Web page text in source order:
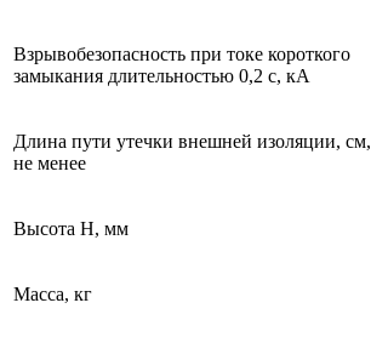
Взрывобезопасность при токе короткого
замыкания длительностью 0,2 с, кА
Длина пути утечки внешней изоляции, см,
не менее
Высота Н, мм
Масса, кг